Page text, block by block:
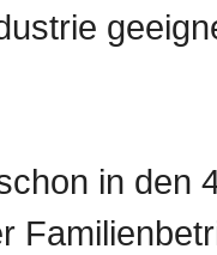
in den